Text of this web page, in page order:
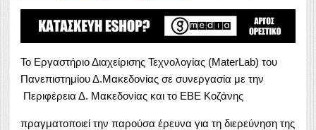
Το Εργαστήριο Διαχείρισης Τεχνολογίας (MaterLab) του
Πανεπιστημίου Δ.Μακεδονίας σε συνεργασία με την
Περιφέρεια Δ. Μακεδονίας και το ΕΒΕ Κοζάνης
πραγματοποιεί την παρούσα έρευνα για τη διερεύνηση της